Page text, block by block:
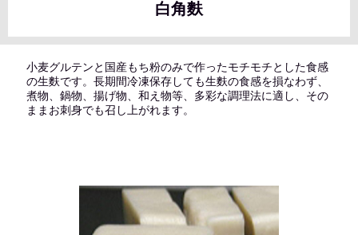
白角麩
小麦グルテンと国産もち粉のみで作ったモチモチとした食感
の生麩です。長期間冷凍保存しても生麩の食感を損なわず、
煮物、鍋物、揚げ物、和え物等、多彩な調理法に適し、その
ままお刺身でも召し上がれます。